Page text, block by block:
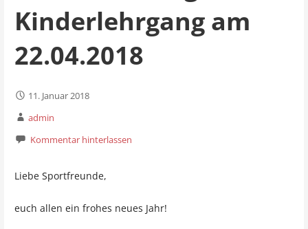
Kinderlehrgang am
22.04.2018
11. Januar 2018
admin
Kommentar hinterlassen
Liebe Sportfreunde,
euch allen ein frohes neues Jahr!